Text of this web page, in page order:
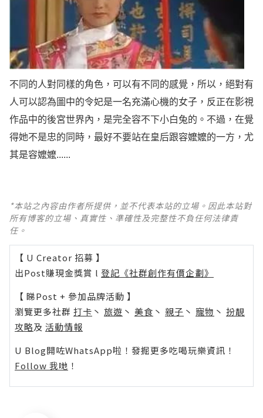
不同的人對同樣的角色，可以有不同的感覺，所以，絕對有
人可以認為圖中的令妃是一名充滿心機的女子，反正在影視
作品中的後宮世界內，是完全容不下小白兔的。不過，在覺
得她不是忠的同時，最好不要站在皇后跟容嬤嬤的一方，尤
其是容嬤嬤...... ​​​​
*本站之內容由作者所提供，並不代表本站的立場。因此本站對
所有博客的立場、真實性、準確性及完整性不負任何法律責
任。
【 U Creator 招募 】
出Post賺現金獎賞 l 登記《社群創作有價企劃》
【 睇Post + 參加品牌活動 】
瀏覽更多社群 打卡 丶 旅遊 丶 美食 丶 親子 丶 寵物 丶 扮靚
攻略及 活動情報
U Blog開咗WhatsApp啦！發掘更多吃喝玩樂資訊！
Follow 我哋 ！